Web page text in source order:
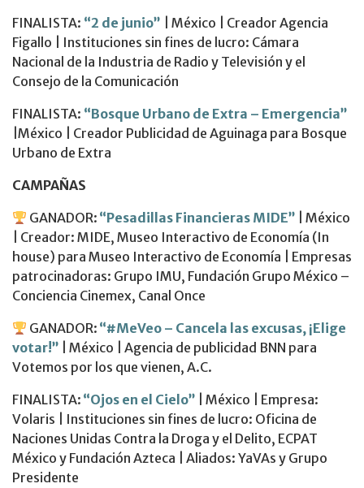
FINALISTA: “2 de junio”
| México | Creador Agencia
Figallo | Instituciones sin fines de lucro: Cámara
Nacional de la Industria de Radio y Televisión y el
Consejo de la Comunicación
FINALISTA: “Bosque Urbano de Extra – Emergencia”
|México | Creador Publicidad de Aguinaga para Bosque
Urbano de Extra
CAMPAÑAS
GANADOR: “Pesadillas Financieras MIDE” | México
| Creador: MIDE, Museo Interactivo de Economía (In
house) para Museo Interactivo de Economía | Empresas
patrocinadoras: Grupo IMU, Fundación Grupo México –
Conciencia Cinemex, Canal Once
GANADOR: “#MeVeo – Cancela las excusas, ¡Elige
votar!” | México | Agencia de publicidad BNN para
Votemos por los que vienen, A.C.
FINALISTA: “Ojos en el Cielo” | México | Empresa:
Volaris | Instituciones sin fines de lucro: Oficina de
Naciones Unidas Contra la Droga y el Delito, ECPAT
México y Fundación Azteca | Aliados: YaVAs y Grupo
Presidente